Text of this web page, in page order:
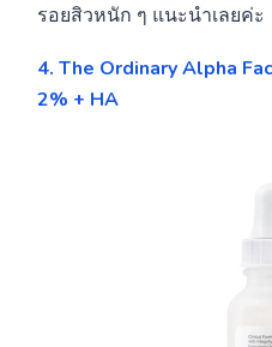
รอยสิวหนัก ๆ แนะนำเลยค่ะ
4. The Ordinary Alpha
2% + HA